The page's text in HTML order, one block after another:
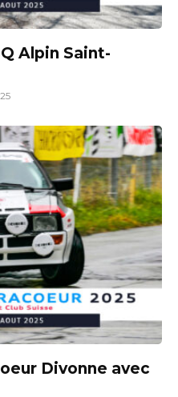
Alpin Saint-
Divonne avec